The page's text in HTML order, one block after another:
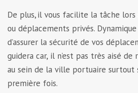
De plus, il vous facilite la tâche
ou déplacements privés.
d’assurer la sécurité de vos
guidera car, il n’est pas très aisé
au sein de la ville portuaire surtout
première fois.